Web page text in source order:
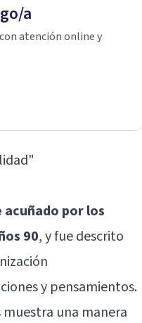
a
atención online y
acuñado por los
90, y fue descrito
y pensamientos.
una manera